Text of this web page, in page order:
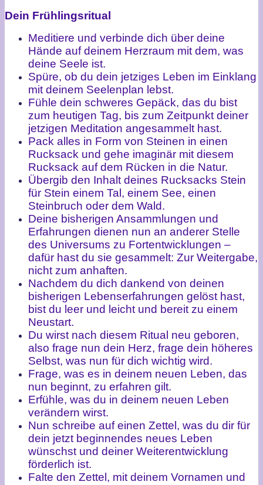
Dein Frühlingsritual
Meditiere und verbinde dich über deine
Hände auf deinem Herzraum mit dem, was
deine Seele ist.
Spüre, ob du dein jetziges Leben im Einklang
mit deinem Seelenplan lebst.
Fühle dein schweres Gepäck, das du bist
zum heutigen Tag, bis zum Zeitpunkt deiner
jetzigen Meditation angesammelt hast.
Pack alles in Form von Steinen in einen
Rucksack und gehe imaginär mit diesem
Rucksack auf dem Rücken in die Natur.
Übergib den Inhalt deines Rucksacks Stein
für Stein einem Tal, einem See, einen
Steinbruch oder dem Wald.
Deine bisherigen Ansammlungen und
Erfahrungen dienen nun an anderer Stelle
des Universums zu Fortentwicklungen –
dafür hast du sie gesammelt: Zur Weitergabe,
nicht zum anhaften.
Nachdem du dich dankend von deinen
bisherigen Lebenserfahrungen gelöst hast,
bist du leer und leicht und bereit zu einem
Neustart.
Du wirst nach diesem Ritual neu geboren,
also frage nun dein Herz, frage dein höheres
Selbst, was nun für dich wichtig wird.
Frage, was es in deinem neuen Leben, das
nun beginnt, zu erfahren gilt.
Erfühle, was du in deinem neuen Leben
verändern wirst.
Nun schreibe auf einen Zettel, was du dir für
dein jetzt beginnendes neues Leben
wünschst und deiner Weiterentwicklung
förderlich ist.
Falte den Zettel, mit deinem Vornamen und